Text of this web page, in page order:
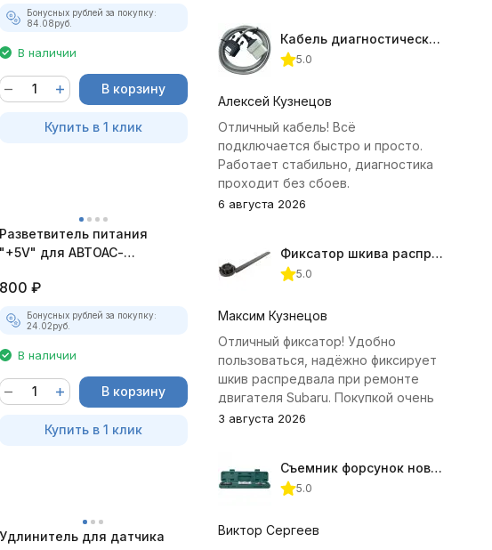
Бонусных рублей за покупку:
84.08руб.
В наличии
В корзину
Купить в 1 клик
Разветвитель питания
"+5V" для АВТОАС-
800 ₽
Бонусных рублей за покупку:
24.02руб.
В наличии
В корзину
Купить в 1 клик
Удлинитель для датчика
Кабель диагностический ГАЗ 24 для АВТОАС
5.0
Алексей Кузнецов
Отличный кабель! Всё
подключается быстро и просто.
Работает стабильно, диагностика
проходит без сбоев.
6 августа 2026
Фиксатор шкива распредвала (Subaru) JTC-4409
5.0
Максим Кузнецов
Отличный фиксатор! Удобно
пользоваться, надёжно фиксирует
шкив распредвала при ремонте
двигателя Subaru. Покупкой очень
доволен.
3 августа 2026
Съемник форсунок новых дизельных двигателей Jonnesway
5.0
Виктор Сергеев